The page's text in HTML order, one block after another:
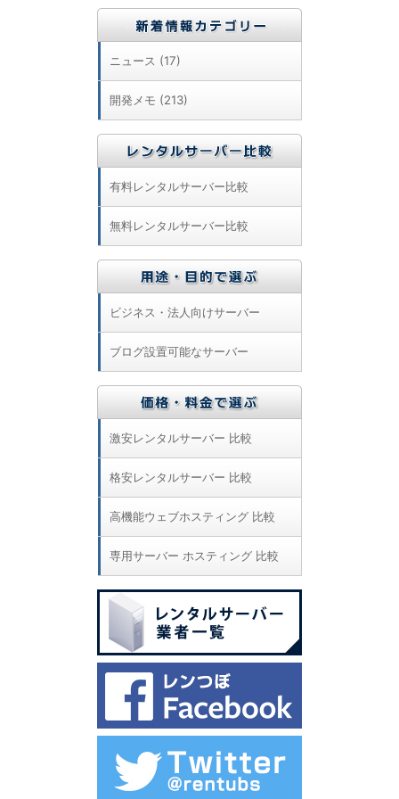
ニュース (17)
開発メモ (213)
有料レンタルサーバー比較
無料レンタルサーバー比較
ビジネス・法人向けサーバー
ブログ設置可能なサーバー
激安レンタルサーバー 比較
格安レンタルサーバー 比較
高機能ウェブホスティング 比較
専用サーバー ホスティング 比較